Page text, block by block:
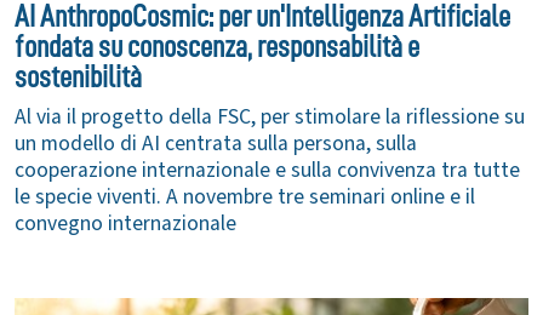
AI AnthropoCosmic: per un'Intelligenza Artificiale
fondata su conoscenza, responsabilità e
sostenibilità
Al via il progetto della FSC, per stimolare la riflessione su
un modello di AI centrata sulla persona, sulla
cooperazione internazionale e sulla convivenza tra tutte
le specie viventi. A novembre tre seminari online e il
convegno internazionale